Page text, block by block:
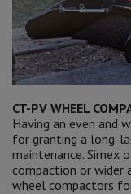
CT-PV WHEEL
Having an even and
for granting a long-
maintenance. Simex
compaction or wider
wheel compactors